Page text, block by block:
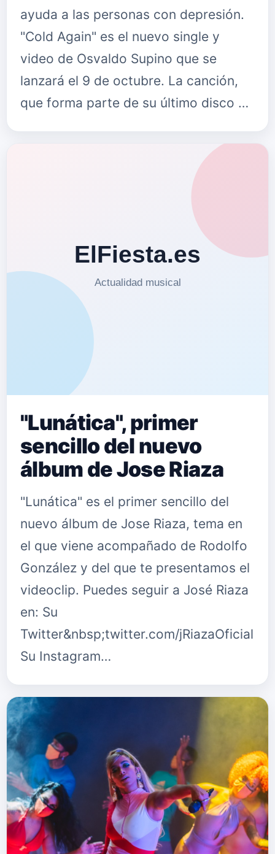
ayuda a las personas con depresión.
"Cold Again" es el nuevo single y
video de Osvaldo Supino que se
lanzará el 9 de octubre. La canción,
que forma parte de su último disco …
"Lunática", primer
sencillo del nuevo
álbum de Jose Riaza
"Lunática" es el primer sencillo del
nuevo álbum de Jose Riaza, tema en
el que viene acompañado de Rodolfo
González y del que te presentamos el
videoclip. Puedes seguir a José Riaza
en: Su
Twitter&nbsp;twitter.com/jRiazaOficial
Su Instagram…